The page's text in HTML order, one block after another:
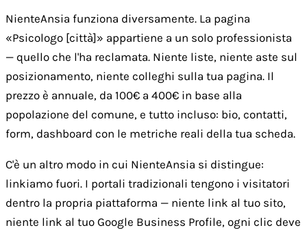
NienteAnsia funziona diversamente. La pagina
«Psicologo [città]» appartiene a un solo professionista
— quello che l'ha reclamata. Niente liste, niente aste sul
posizionamento, niente colleghi sulla tua pagina. Il
prezzo è annuale, da 100€ a 400€ in base alla
popolazione del comune, e tutto incluso: bio, contatti,
form, dashboard con le metriche reali della tua scheda.
C'è un altro modo in cui NienteAnsia si distingue:
linkiamo fuori. I portali tradizionali tengono i visitatori
dentro la propria piattaforma — niente link al tuo sito,
niente link al tuo Google Business Profile, ogni clic deve